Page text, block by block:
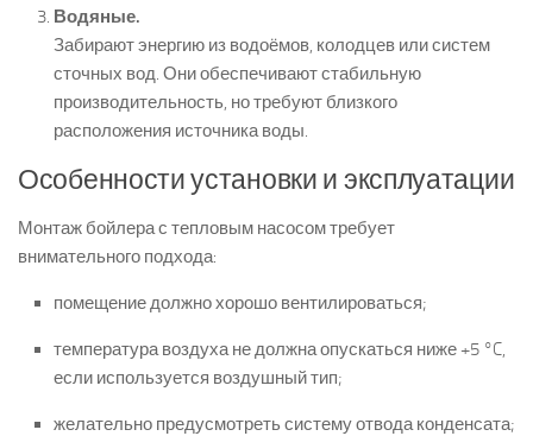
Водяные.
Забирают энергию из водоёмов, колодцев или систем
сточных вод. Они обеспечивают стабильную
производительность, но требуют близкого
расположения источника воды.
Особенности установки и эксплуатации
Монтаж бойлера с тепловым насосом требует
внимательного подхода:
помещение должно хорошо вентилироваться;
температура воздуха не должна опускаться ниже +5 °C,
если используется воздушный тип;
желательно предусмотреть систему отвода конденсата;